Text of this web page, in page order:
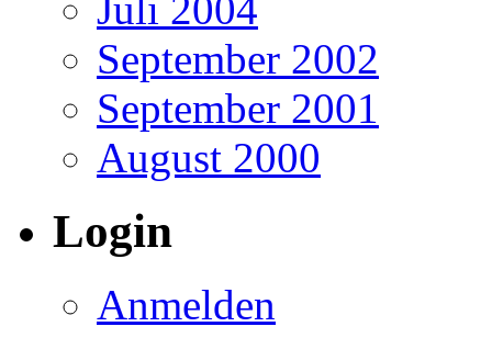
September 2002
September 2001
August 2000
Login
Anmelden